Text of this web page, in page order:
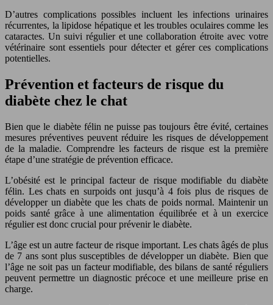
D’autres complications possibles incluent les infections urinaires
récurrentes, la lipidose hépatique et les troubles oculaires comme les
cataractes. Un suivi régulier et une collaboration étroite avec votre
vétérinaire sont essentiels pour détecter et gérer ces complications
potentielles.
Prévention et facteurs de risque du
diabète chez le chat
Bien que le diabète félin ne puisse pas toujours être évité, certaines
mesures préventives peuvent réduire les risques de développement
de la maladie. Comprendre les facteurs de risque est la première
étape d’une stratégie de prévention efficace.
L’obésité est le principal facteur de risque modifiable du diabète
félin. Les chats en surpoids ont jusqu’à 4 fois plus de risques de
développer un diabète que les chats de poids normal. Maintenir un
poids santé grâce à une alimentation équilibrée et à un exercice
régulier est donc crucial pour prévenir le diabète.
L’âge est un autre facteur de risque important. Les chats âgés de plus
de 7 ans sont plus susceptibles de développer un diabète. Bien que
l’âge ne soit pas un facteur modifiable, des bilans de santé réguliers
peuvent permettre un diagnostic précoce et une meilleure prise en
charge.